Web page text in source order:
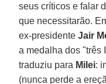
seus críticos e falar
que necessitarão.
ex-presidenteJair
a medalha dos "três
traduziu para Milei:
(nunca perde a